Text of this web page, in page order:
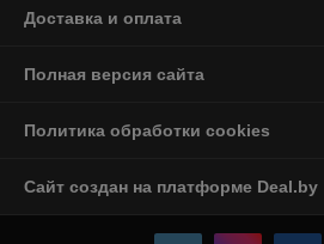
Доставка и оплата
Полная версия сайта
Политика обработки cookies
Сайт создан на платформе Deal.by